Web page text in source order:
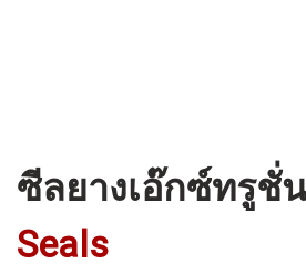
ซีลยางเอ๊กซ์ทรูชั่
Seals